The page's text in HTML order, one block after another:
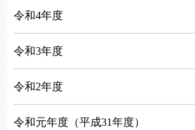
令和4年度
令和3年度
令和2年度
令和元年度（平成31年度）